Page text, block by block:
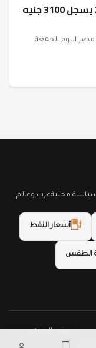
أسعار الذهب اليوم الجمعة..وعيار 21 يسجل 3100 جنيه
اليوم الجمعة
محليةعرب وعالم
أسعار النفط
الطقس
© 2026 حزب السلام